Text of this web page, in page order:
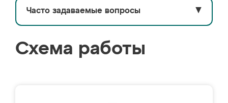
Часто задаваемые вопросы ▼
Схема работы